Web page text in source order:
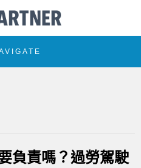
負責嗎？過勞駕駛